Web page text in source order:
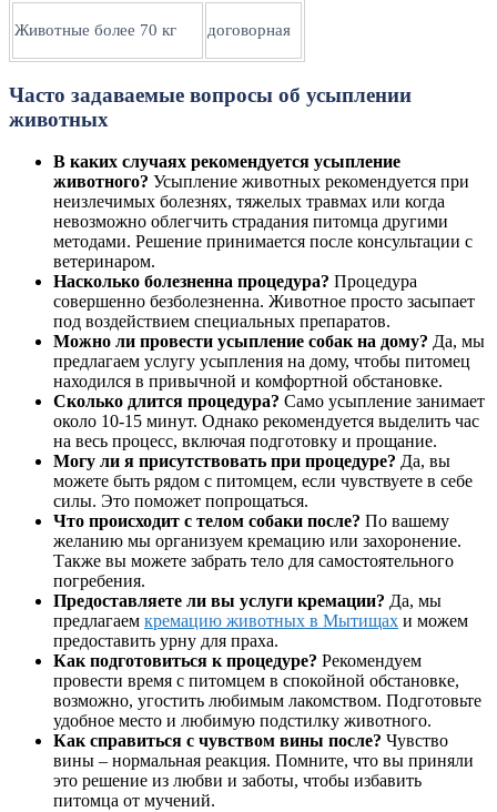
Животные более 70 кг договорная
Часто задаваемые вопросы об усыплении
животных
В каких случаях рекомендуется усыпление
животного? Усыпление животных рекомендуется при
неизлечимых болезнях, тяжелых травмах или когда
невозможно облегчить страдания питомца другими
методами. Решение принимается после консультации с
ветеринаром.
Насколько болезненна процедура? Процедура
совершенно безболезненна. Животное просто засыпает
под воздействием специальных препаратов.
Можно ли провести усыпление собак на дому? Да, мы
предлагаем услугу усыпления на дому, чтобы питомец
находился в привычной и комфортной обстановке.
Сколько длится процедура? Само усыпление занимает
около 10-15 минут. Однако рекомендуется выделить час
на весь процесс, включая подготовку и прощание.
Могу ли я присутствовать при процедуре? Да, вы
можете быть рядом с питомцем, если чувствуете в себе
силы. Это поможет попрощаться.
Что происходит с телом собаки после? По вашему
желанию мы организуем кремацию или захоронение.
Также вы можете забрать тело для самостоятельного
погребения.
Предоставляете ли вы услуги кремации? Да, мы
предлагаем кремацию животных в Мытищах и можем
предоставить урну для праха.
Как подготовиться к процедуре? Рекомендуем
провести время с питомцем в спокойной обстановке,
возможно, угостить любимым лакомством. Подготовьте
удобное место и любимую подстилку животного.
Как справиться с чувством вины после? Чувство
вины – нормальная реакция. Помните, что вы приняли
это решение из любви и заботы, чтобы избавить
питомца от мучений.